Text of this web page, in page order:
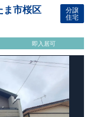
​陽当たりよく開放
洋室2部屋にウォー
ビス料
サニタリーirodori
ま市桜区
分譲
住宅
即入居可